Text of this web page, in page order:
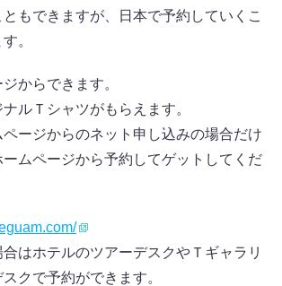
もできますが、日本で予約していくこ
。
からできます。
ルＴシャツがもらえます。
ージからのネット申し込みの場合だけ
ムページから予約してゲットしてくだ
はホテルのツアーデスクやＴギャラリ
クで予約ができます。